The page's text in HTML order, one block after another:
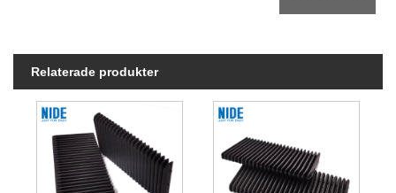
Relaterade produkter